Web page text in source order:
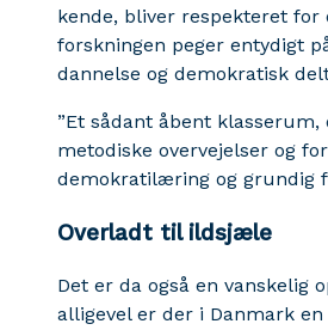
kende, bliver respekteret
forskningen peger entydigt
dannelse og demokratisk
”Et sådant åbent
metodiske overvejelser og
demokratilæring og grundig
Overladt til ildsjæle
Det er da også en vanskelig
alligevel er der i Danmark